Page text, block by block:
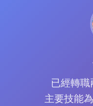
已經轉
主要技能